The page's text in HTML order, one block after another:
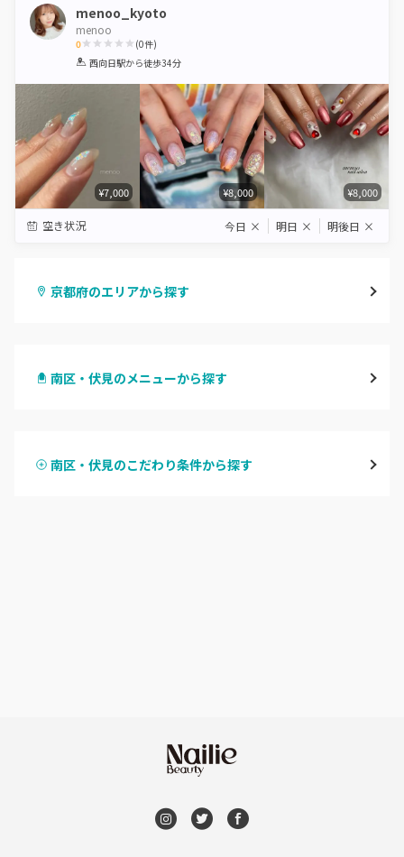
menoo_kyoto
menoo
0
1 2 3 4 5
(0件)
西向日駅から徒歩34分
¥7,000 ¥8,000 ¥8,000
空き状況 今日 × 明日 × 明後日 ×
京都府のエリアから探す
四条河原町・河原町三条
長岡京市・向日市・八幡
南区・伏見のメニューから探す
ハンドスカルプ
南区・伏見のこだわり条件から探す